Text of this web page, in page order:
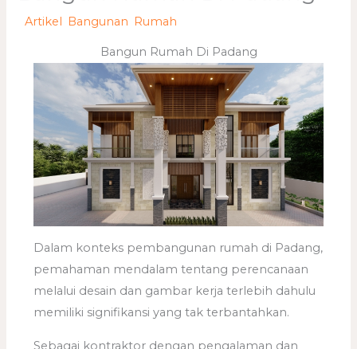
/Artikel Bangunan Rumah
Bangun Rumah Di Padang
Dalam konteks pembangunan rumah di Padang,
pemahaman mendalam tentang perencanaan
melalui desain dan gambar kerja terlebih dahulu
memiliki signifikansi yang tak terbantahkan.
Sebagai kontraktor dengan pengalaman dan